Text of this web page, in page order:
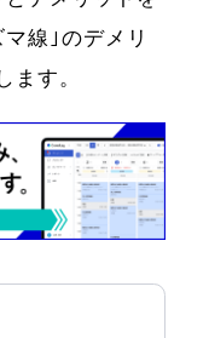
線｣のデメリ
ます。